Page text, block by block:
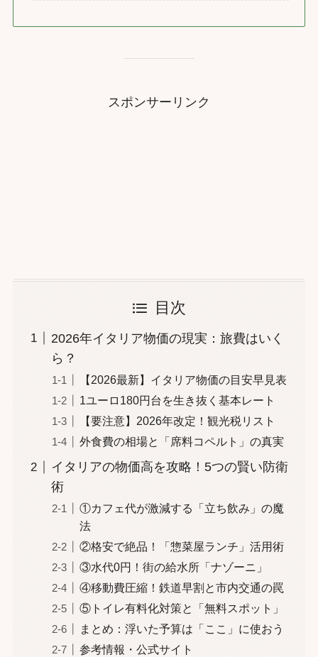
スポンサーリンク
目次
2026年イタリア物価の現実：旅費はいく
ら？
【2026最新】イタリア物価の目安早見表
1ユーロ180円台を生き抜く基本レート
【要注意】2026年改定！観光税リスト
外食費の相場と「席料コペルト」の真実
イタリアの物価高を攻略！5つの賢い防衛
術
①カフェ代が激減する「立ち飲み」の魔
法
②格安で絶品！「惣菜屋ランチ」活用術
③水代0円！街の給水所「ナゾーニ」
④移動費圧縮！鉄道早割と市内交通の罠
⑤トイレ有料化対策と「無料スポット」
まとめ：浮いた予算は「ここ」に使おう
参考情報・公式サイト